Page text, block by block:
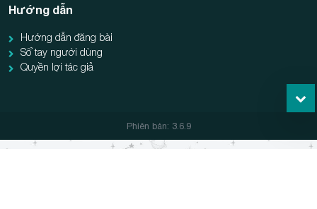
Hướng dẫn
Hướng dẫn đăng bài
Sổ tay người dùng
Quyền lợi tác giả
Phiên bản: 3.6.9